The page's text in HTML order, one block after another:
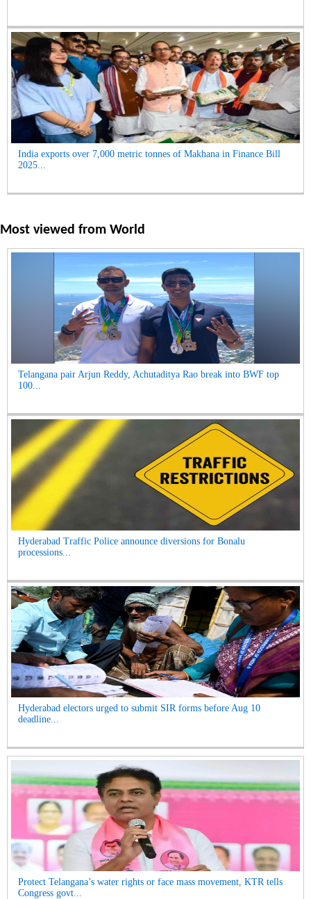
India exports over 7,000 metric tonnes of Makhana in Finance Bill
2025...
Most viewed from World
Telangana pair Arjun Reddy, Achutaditya Rao break into BWF top
100...
Hyderabad Traffic Police announce diversions for Bonalu
processions...
Hyderabad electors urged to submit SIR forms before Aug 10
deadline...
Protect Telangana’s water rights or face mass movement, KTR tells
Congress govt...